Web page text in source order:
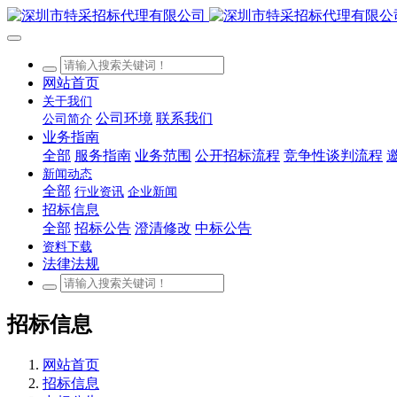
网站首页
关于我们
公司简介 公司环境 联系我们
业务指南
全部 服务指南 业务范围 公开招标流程 竞争性谈判流程
新闻动态
全部 行业资讯 企业新闻
招标信息
全部 招标公告 澄清修改 中标公告
资料下载
法律法规
招标信息
网站首页
招标信息